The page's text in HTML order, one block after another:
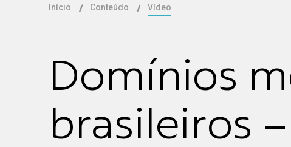
Início Conteúdo Vídeo
Domínios
brasileiros